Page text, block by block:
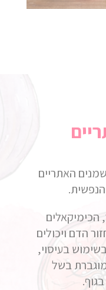
האתריים
הכימיקאלים
הדם ויכולים
בעיסוי,
בשל